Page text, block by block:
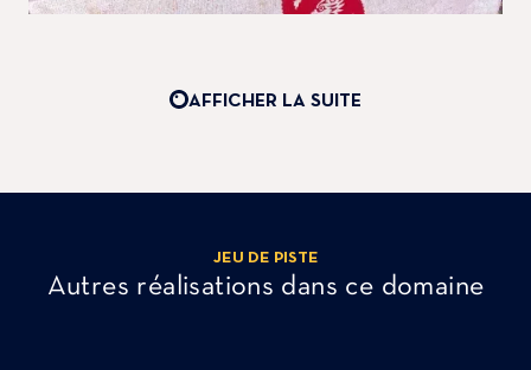
AFFICHER LA SUITE
JEU DE PISTE
Autres réalisations dans ce domaine